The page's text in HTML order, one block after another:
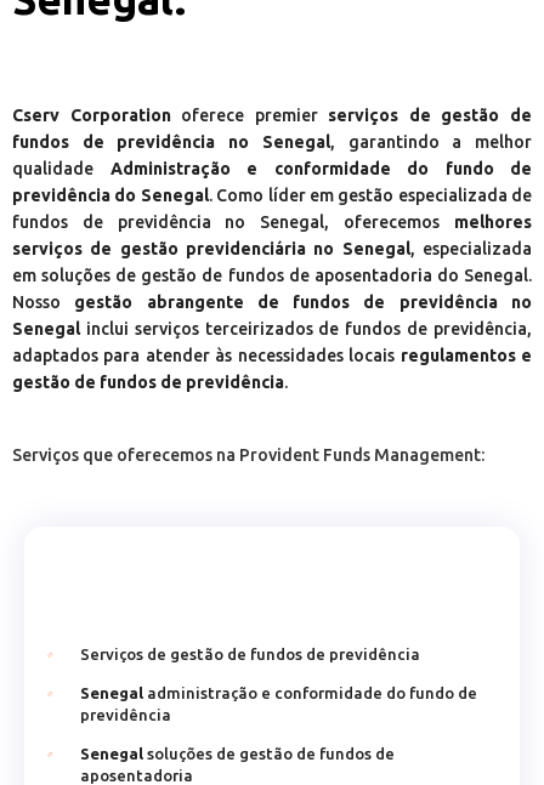
Cserv Corporationoferece premier serviços de gestão de
fundos de previdência no Senegal, garantindo a melhor
qualidade Administração e conformidade do fundo de
previdência do Senegal. Como líder em gestão especializada de
fundos de previdência no Senegal, oferecemos melhores
serviços de gestão previdenciária no Senegal, especializada
em soluções de gestão de fundos de aposentadoria do Senegal.
Nosso gestão abrangente de fundos de previdência no
Senegalinclui serviços terceirizados de fundos de previdência,
adaptados para atender às necessidades locais regulamentos e
gestão de fundos de previdência.
Serviços que oferecemos na Provident Funds Management:
Serviços de gestão de fundos de previdência
Senegal administração e conformidade do fundo de
previdência
Senegal soluções de gestão de fundos de
aposentadoria